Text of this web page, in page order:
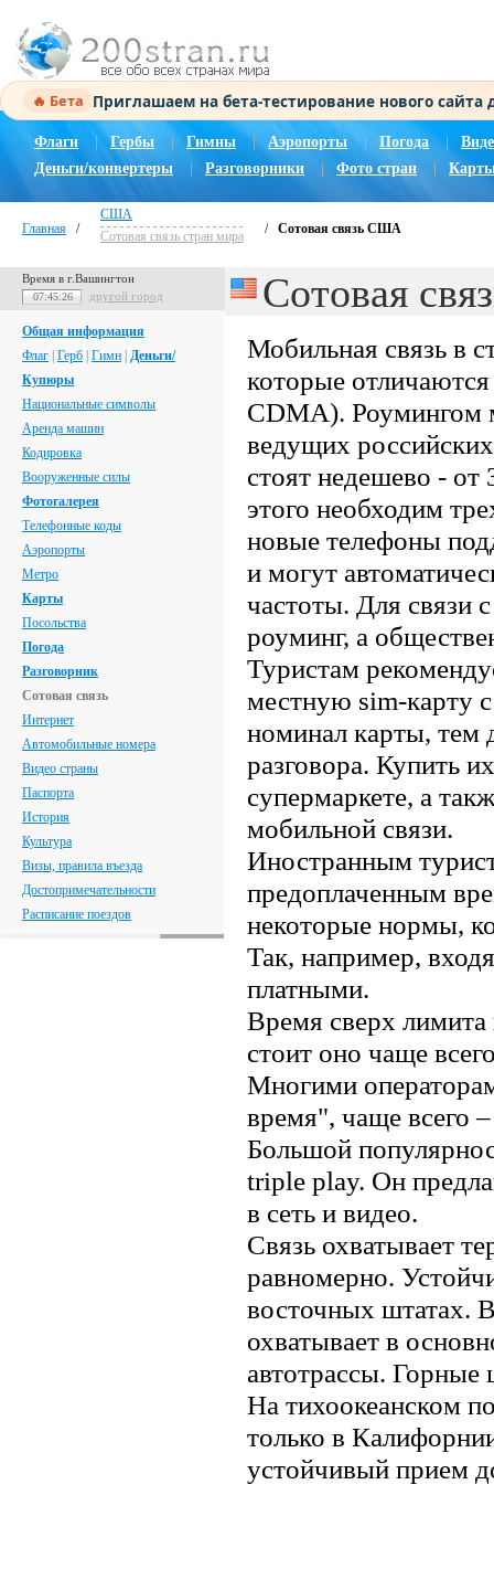
🔥 Бета Приглашаем на бета-тестирование нового
Флаги Гербы Гимны | Аэропорты Погода |
Деньги/конвертеры
Разговорники Фото стран
Главная /
США
Сотовая связь стран мира
/ Сотовая связь США
Время в г.Вашингтон
07:45:27 другой город
Общая информация
Флаг Герб Гимн Деньги/
Купюры
Национальные символы
Аренда машин
Кодировка
Вооруженные силы
Фотогалерея
Телефонные коды
Аэропорты
Метро
Карты
Посольства
Погода
Разговорник
Сотовая связь
Интернет
Автомобильные номера
Видео страны
Паспорта
История
Культура
Визы, правила въезда
Достопримечательности
Расписание поездов
Сотовая
Мобильная связь в
которые
CDMA). Роумингом
ведущих
стоят недешево - от
этого необходим
новые телефоны
и могут
частоты. Для связи
роуминг, а
Туристам
местную sim-карту
номинал карты, тем
разговора. Купить
супермаркете, а
мобильной связи.
Иностранным
предоплаченным
некоторые нормы,
Так, например,
платными.
Время сверх лимита
стоит оно чаще
Многими
время", чаще всего
Большой
triple play. Он
в сеть и видео.
Связь охватывает
равномерно.
восточных штатах.
охватывает в
автотрассы.
На тихоокеанском
только в
устойчивый прием